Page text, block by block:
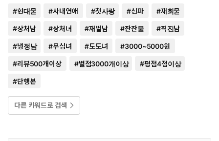
#현대물 #사내연애 #첫사랑 #신파 #재회물
#상처남 #상처녀 #재벌남 #잔잔물 #직진남
#냉정남 #무심녀 #도도녀 #3000~5000원
#리뷰500개이상 #별점3000개이상 #평점4점이상
#단행본
다른 키워드로 검색